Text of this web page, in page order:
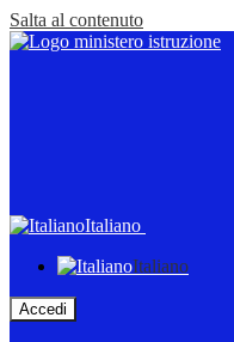
Salta al contenuto
Italiano
Italiano
Accedi